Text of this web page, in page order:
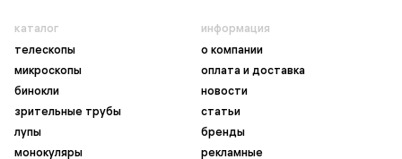
каталог
телескопы
микроскопы
бинокли
зрительные трубы
лупы
монокуляры
информация
о компании
оплата и доставка
новости
статьи
бренды
рекламные